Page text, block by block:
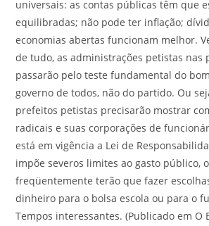
universais: as contas públicas têm que
equilibradas; não pode ter inflação;
economias abertas funcionam melhor.
de tudo, as administrações petistas nas
passarão pelo teste fundamental do
governo de todos, não do partido. Ou
prefeitos petistas precisarão mostrar
radicais e suas corporações de
está em vigência a Lei de
impõe severos limites ao gasto público,
freqüentemente terão que fazer
dinheiro para o bolsa escola ou para o
Tempos interessantes. (Publicado em O